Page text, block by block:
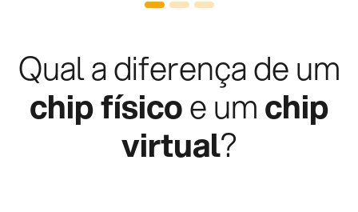
Qual a diferença de um
chip físicoe umchip
virtual?